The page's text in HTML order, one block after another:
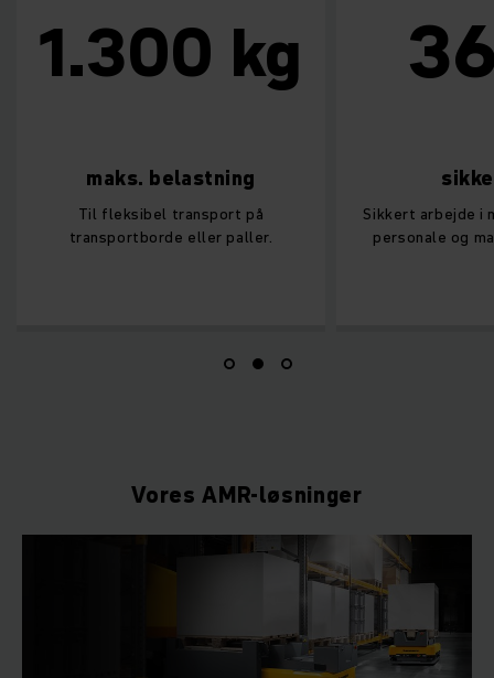
1.300 kg
maks. belastning
Til fleksibel transport på
transportborde eller paller.
Sikkert arbejde i
personale og
Vores AMR-løsninger